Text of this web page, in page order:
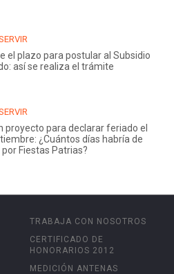
el plazo para postular al Subsidio
así se realiza el trámite
proyecto para declarar feriado el
¿Cuántos días habría de
Fiestas Patrias?
TRABAJA CON NOSOTROS
CERTIFICADO DE
HONORARIOS 2012
MEDICIÓN ANTENAS